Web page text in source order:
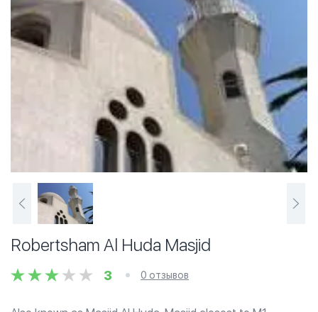
Robertsham Al Huda Masjid
3 0 отзывов